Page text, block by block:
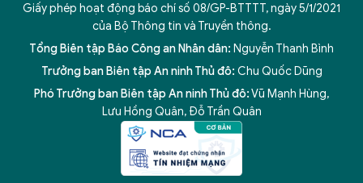
Giấy phép hoạt động báo chí số 08/GP-BTTTT, ngày 5/1/2021
của Bộ Thông tin và Truyền thông.
Tổng Biên tập Báo Công an Nhân dân: Nguyễn Thanh Bình
Trưởng ban Biên tập An ninh Thủ đô: Chu Quốc Dũng
Phó Trưởng ban Biên tập An ninh Thủ đô:Vũ Mạnh Hùng,
Lưu Hồng Quân, Đỗ Trần Quân
5 điểm nghẽn của Hà Nội giải pháp xử lý điểm nghẽn của